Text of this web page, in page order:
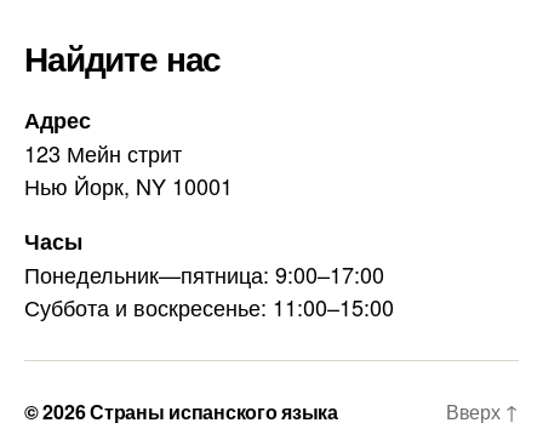
Найдите нас
Адрес
123 Мейн стрит
Нью Йорк, NY 10001
Часы
Понедельник—пятница: 9:00–17:00
Суббота и воскресенье: 11:00–15:00
© 2026Страны испанского языка Вверх ↑